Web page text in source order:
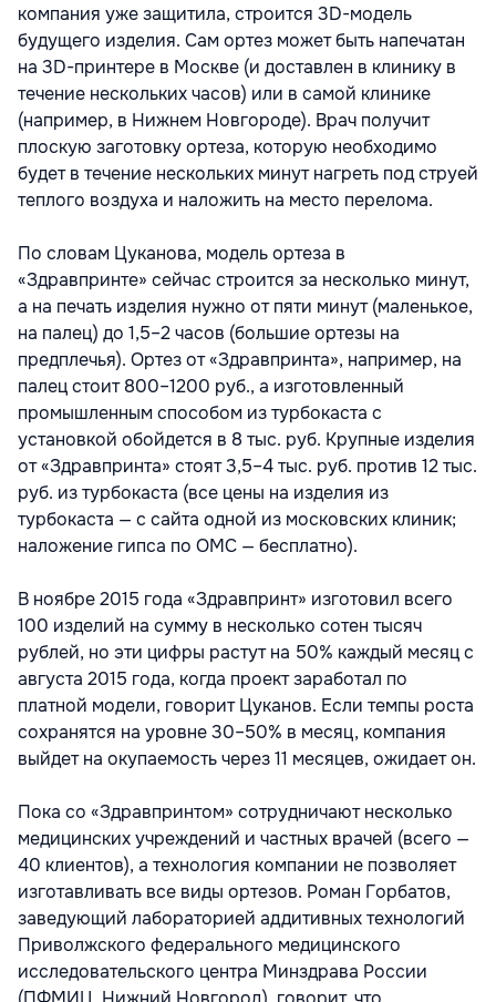
компания уже защитила, строится 3D-модель
будущего изделия. Сам ортез может быть напечатан
на 3D-принтере в Москве (и доставлен в клинику в
течение нескольких часов) или в самой клинике
(например, в Нижнем Новгороде). Врач получит
плоскую заготовку ортеза, которую необходимо
будет в течение нескольких минут нагреть под струей
теплого воздуха и наложить на место перелома.
По словам Цуканова, модель ортеза в
«Здравпринте» сейчас строится за несколько минут,
а на печать изделия нужно от пяти минут (маленькое,
на палец) до 1,5–2 часов (большие ортезы на
предплечья). Ортез от «Здравпринта», например, на
палец стоит 800–1200 руб., а изготовленный
промышленным способом из турбокаста с
установкой обойдется в 8 тыс. руб. Крупные изделия
от «Здравпринта» стоят 3,5–4 тыс. руб. против 12 тыс.
руб. из турбокаста (все цены на изделия из
турбокаста — с сайта одной из московских клиник;
наложение гипса по ОМС — бесплатно).
В ноябре 2015 года «Здравпринт» изготовил всего
100 изделий на сумму в несколько сотен тысяч
рублей, но эти цифры растут на 50% каждый месяц с
августа 2015 года, когда проект заработал по
платной модели, говорит Цуканов. Если темпы роста
сохранятся на уровне 30–50% в месяц, компания
выйдет на окупаемость через 11 месяцев, ожидает он.
Пока со «Здравпринтом» сотрудничают несколько
медицинских учреждений и частных врачей (всего —
40 клиентов), а технология компании не позволяет
изготавливать все виды ортезов. Роман Горбатов,
заведующий лабораторией аддитивных технологий
Приволжского федерального медицинского
исследовательского центра Минздрава России